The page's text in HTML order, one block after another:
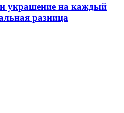
украшение на каждый
разница